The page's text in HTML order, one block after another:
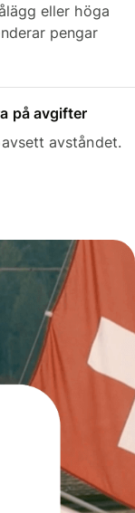
eller höga
pengar
på avgifter
avståndet.